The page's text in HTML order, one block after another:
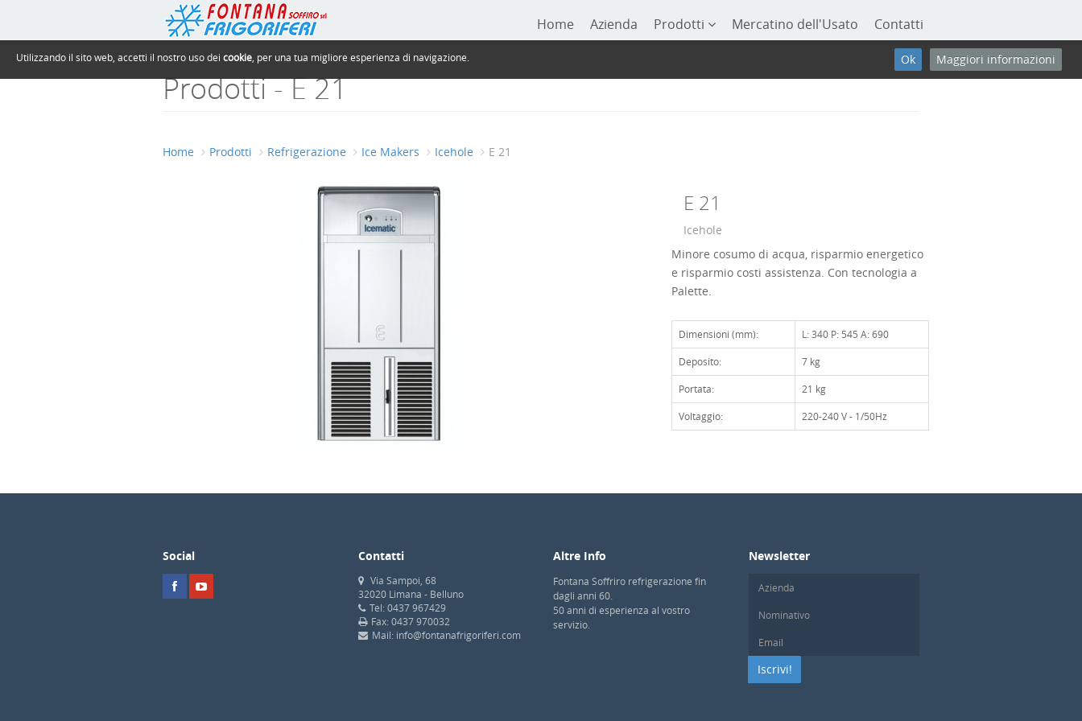
Home Azienda Prodotti Mercatino dell'Usato Contatti
Prodotti - E 21
Home Prodotti Refrigerazione Ice Makers Icehole E 21
E 21
Icehole
Minore cosumo di acqua, risparmio energetico
e risparmio costi assistenza. Con tecnologia a
Palette.
Dimensioni (mm): L: 340 P: 545 A: 690
Deposito: 7 kg
Portata: 21 kg
Voltaggio: 220-240 V - 1/50Hz
Social Contatti
Via Sampoi, 68
32020 Limana - Belluno
Tel: 0437 967429
Fax: 0437 970032
Mail: info@fontanafrigoriferi.com
Altre Info
Fontana Soffriro refrigerazione fin
dagli anni 60.
50 anni di esperienza al vostro
servizio.
Newsletter
Iscrivi!
Utilizzando il sito web, accetti il nostro uso dei cookie , per una tua migliore esperienza di navigazione. Maggiori informazioni
Ok